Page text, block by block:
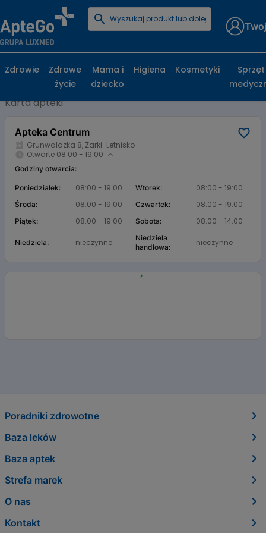
Strona główna
Apteka Centrum, Grunwaldzka 8, Żarki-
Karta apteki
Apteka Centrum
Grunwaldzka 8, Żarki-Letnisko
Otwarte 08:00 - 19:00
Godziny otwarcia:
Poniedziałek: 08:00 - 19:00 Wtorek: 08:00 - 19:00
Środa: 08:00 - 19:00 Czwartek: 08:00 - 19:00
Piątek: 08:00 - 19:00 Sobota: 08:00 - 14:00
Niedziela: nieczynne
Niedziela
handlowa:
nieczynne
Zdrowie
Zdrowe
życie
Mama i
dziecko
Higiena Kosmetyki
Sprzęt
Poradniki zdrowotne
Baza leków
Baza aptek
Strefa marek
O nas
Kontakt